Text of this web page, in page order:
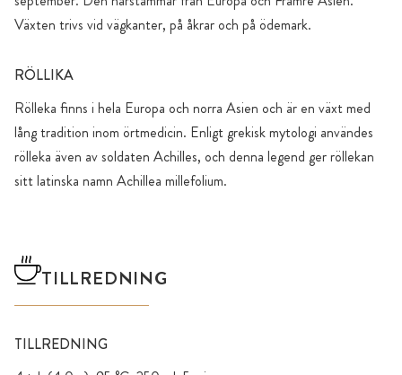
Växten trivs vid vägkanter, på åkrar och på ödemark.
RÖLLIKA
Rölleka finns i hela Europa och norra Asien och är en växt med
lång tradition inom örtmedicin. Enligt grekisk mytologi användes
rölleka även av soldaten Achilles, och denna legend ger röllekan
sitt latinska namn Achillea millefolium.
TILLREDNING
TILLREDNING